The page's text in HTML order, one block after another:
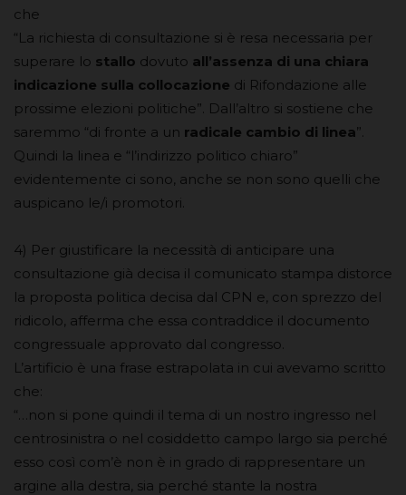
che
“La richiesta di consultazione si è resa necessaria per
superare lo stallo dovuto all’assenza di una chiara
indicazione sulla collocazione di Rifondazione alle
prossime elezioni politiche”. Dall’altro si sostiene che
saremmo “di fronte a un radicale cambio di linea”.
Quindi la linea e “l’indirizzo politico chiaro”
evidentemente ci sono, anche se non sono quelli che
auspicano le/i promotori.
4) Per giustificare la necessità di anticipare una
consultazione già decisa il comunicato stampa distorce
la proposta politica decisa dal CPN e, con sprezzo del
ridicolo, afferma che essa contraddice il documento
congressuale approvato dal congresso.
L’artificio è una frase estrapolata in cui avevamo scritto
che:
“…non si pone quindi il tema di un nostro ingresso nel
centrosinistra o nel cosiddetto campo largo sia perché
esso così com’è non è in grado di rappresentare un
argine alla destra, sia perché stante la nostra